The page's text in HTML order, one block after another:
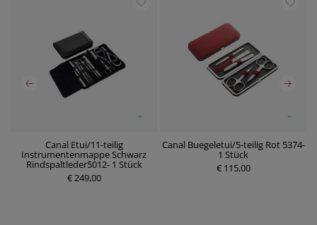
Canal Etui/11-teilig
Instrumentenmappe Schwarz
Rindspaltleder5012- 1 Stück
€ 249,00
Canal Buegeletui/5-teilig Rot 5374-
1 Stück
€ 115,00
P
r